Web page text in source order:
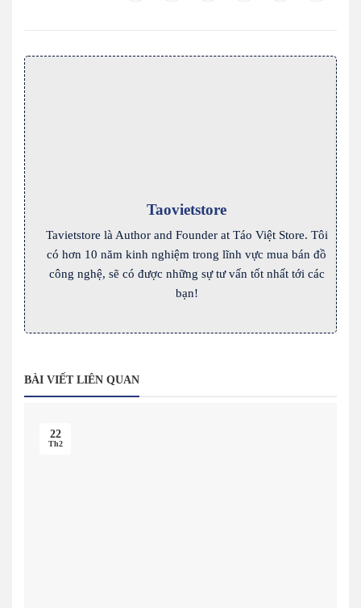
Taovietstore
Tavietstore là Author and Founder at Táo Việt Store. Tôi
có hơn 10 năm kinh nghiệm trong lĩnh vực mua bán đồ
công nghệ, sẽ có được những sự tư vấn tốt nhất tới các
bạn!
BÀI VIẾT LIÊN QUAN
22
Th2